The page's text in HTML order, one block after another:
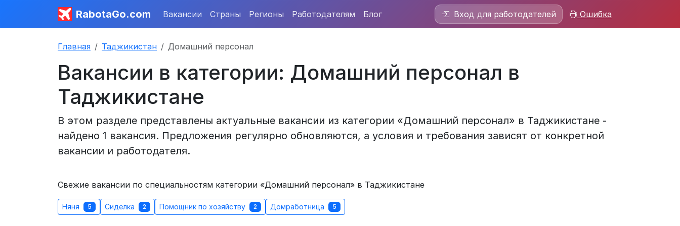
RabotaGo.com Вакансии Страны Регионы Работодателям Блог Вход для работодателей Ошибка
Главная Таджикистан Домашний персонал
Вакансии в категории: Домашний персонал в
Таджикистане
В этом разделе представлены актуальные вакансии из категории «Домашний персонал» в Таджикистане -
найдено 1 вакансия. Предложения регулярно обновляются, а условия и требования зависят от конкретной
вакансии и работодателя.
Свежие вакансии по специальностям категории «Домашний персонал» в Таджикистане
Няня 5 Сиделка 2 Помощник по хозяйству 2 Домработница 5